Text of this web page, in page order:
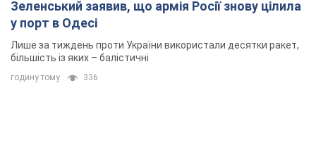
Зеленський заявив, що армія Росії знову цілила
у порт в Одесі
Лише за тиждень проти України використали десятки ракет,
більшість із яких – балістичні
годину тому 336